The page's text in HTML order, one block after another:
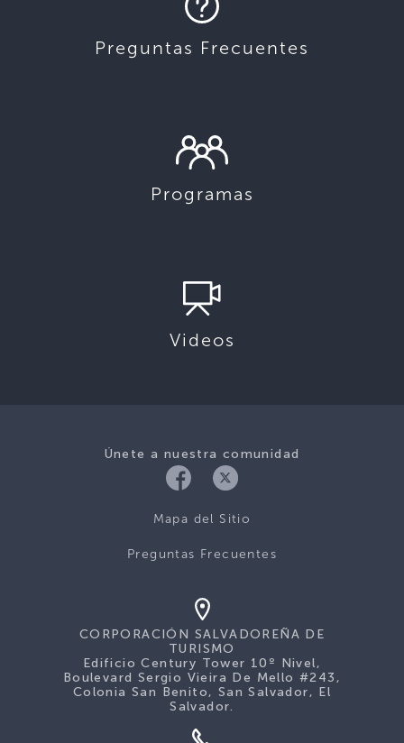
Preguntas Frecuentes
Programas
Videos
Únete a nuestra comunidad
Mapa del Sitio
Preguntas Frecuentes
CORPORACIÓN SALVADOREÑA DE
TURISMO
Edificio Century Tower 10º Nivel,
Boulevard Sergio Vieira De Mello #243,
Colonia San Benito, San Salvador, El
Salvador.